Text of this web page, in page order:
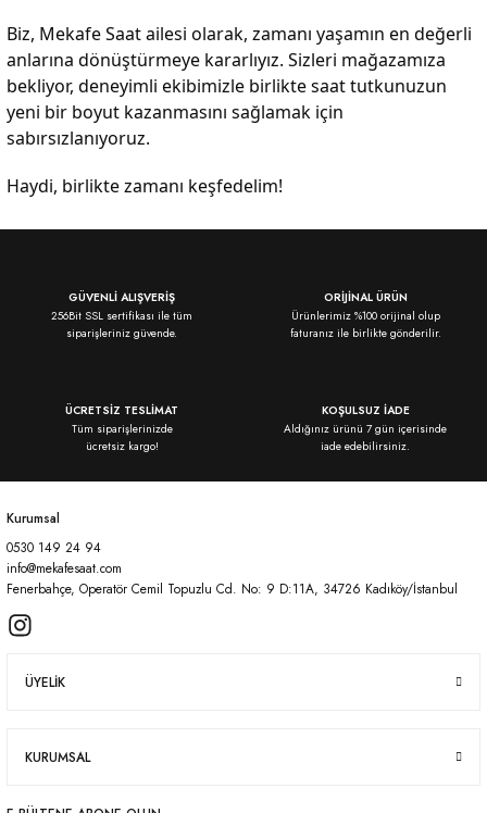
Biz, Mekafe Saat ailesi olarak, zamanı yaşamın en değerli
anlarına dönüştürmeye kararlıyız. Sizleri mağazamıza
bekliyor, deneyimli ekibimizle birlikte saat tutkunuzun
yeni bir boyut kazanmasını sağlamak için
sabırsızlanıyoruz.
Haydi, birlikte zamanı keşfedelim!
GÜVENLİ ALIŞVERİŞ
256Bit SSL sertifikası ile tüm
siparişleriniz güvende.
ORİJİNAL ÜRÜN
Ürünlerimiz %100 orijinal olup
faturanız ile birlikte gönderilir.
ÜCRETSİZ TESLİMAT
Tüm siparişlerinizde
ücretsiz kargo!
KOŞULSUZ İADE
Aldığınız ürünü 7 gün içerisinde
iade edebilirsiniz.
Kurumsal
0530 149 24 94
info@mekafesaat.com
Fenerbahçe, Operatör Cemil Topuzlu Cd. No: 9 D:11A, 34726 Kadıköy/İstanbul
ÜYELİK
KURUMSAL